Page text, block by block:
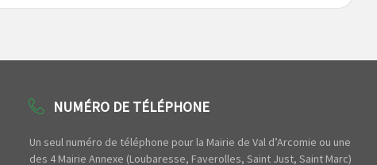
NUMÉRO DE TÉLÉPHONE
Un seul numéro de téléphone pour la Mairie de Val d’Arcomie ou une
des 4 Mairie Annexe (Loubaresse, Faverolles, Saint Just, Saint Marc)